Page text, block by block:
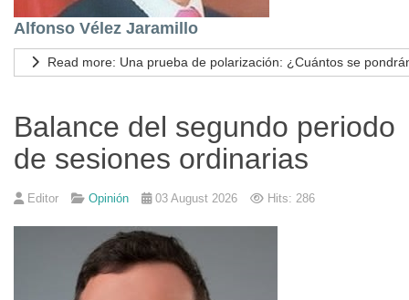
Alfonso Vélez Jaramillo
Read more: Una prueba de polarización: ¿Cuántos se
Balance del segundo periodo
de sesiones ordinarias
Editor Opinión 03 August 2026 Hits: 286